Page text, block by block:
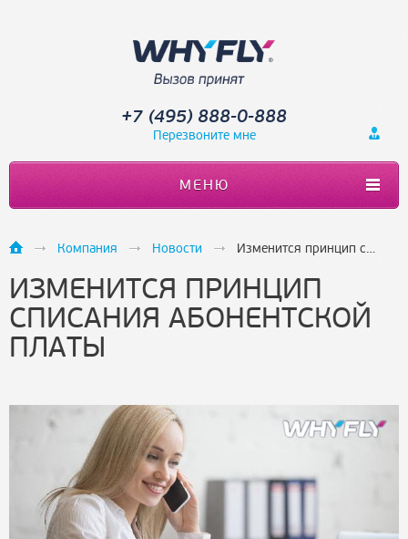
+7 (495) 888-0-888
Перезвоните мне
МЕНЮ
Компания Новости Изменится принцип списания абонентской платы
ИЗМЕНИТСЯ ПРИНЦИП
СПИСАНИЯ АБОНЕНТСКОЙ
ПЛАТЫ